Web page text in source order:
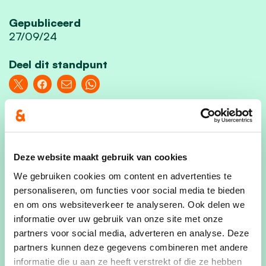
Deze website maakt gebruik van cookies
We gebruiken cookies om content en advertenties te
personaliseren, om functies voor social media te bieden
en om ons websiteverkeer te analyseren. Ook delen we
informatie over uw gebruik van onze site met onze
partners voor social media, adverteren en analyse. Deze
partners kunnen deze gegevens combineren met andere
informatie die u aan ze heeft verstrekt of die ze hebben
Gepubliceerd
27/09/24
Deel dit standpunt
Loenhout is een warm dorp waar, op een
positieve manier, de tijd stil staat. Daarmee
elkaar helpen, samen buurt maken.
Het DNA van Loenhout zijn de buurtschappen. Zij
zijn onze eerste partner wanneer we
beleid maken. Zij, de Bloemencorso, de vele
verenigingen… die Mensen maken Loenhout.
Voor hen en élke inwoner van Loenhout maken wij